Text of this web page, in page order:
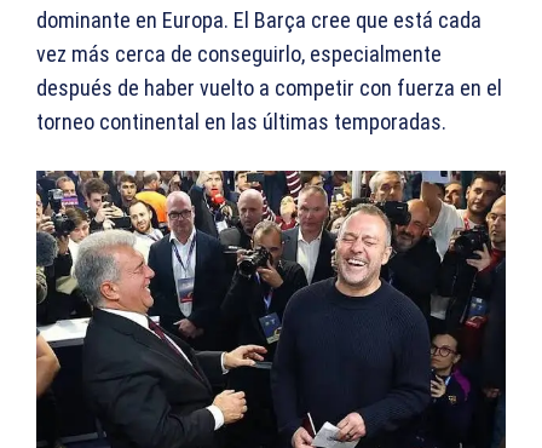
dominante en Europa. El Barça cree que está cada
vez más cerca de conseguirlo, especialmente
después de haber vuelto a competir con fuerza en el
torneo continental en las últimas temporadas.